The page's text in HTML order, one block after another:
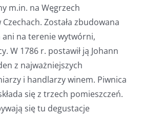
m.in. na Węgrzech
Została zbudowana
na terenie wytwórni,
W 1786 r. postawił ją Johann
z najważniejszych
i handlarzy winem. Piwnica
się z trzech pomieszczeń.
się tu degustacje